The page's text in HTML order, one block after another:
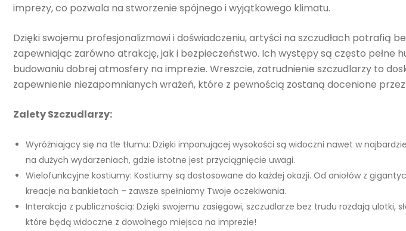
imprezy, co pozwala na stworzenie spójnego i wyjątkowego klimatu.
Dzięki swojemu profesjonalizmowi i doświadczeniu, artyści na szczudłach potrafią
zapewniając zarówno atrakcję, jak i bezpieczeństwo. Ich występy są często pełne
budowaniu dobrej atmosfery na imprezie. Wreszcie, zatrudnienie szczudlarzy to
zapewnienie niezapomnianych wrażeń, które z pewnością zostaną docenione
Zalety Szczudlarzy:
Wyróżniający się na tle tłumu: Dzięki imponującej wysokości są widoczni nawet w
na dużych wydarzeniach, gdzie istotne jest przyciągnięcie uwagi.
Wielofunkcyjne kostiumy: Kostiumy są dostosowane do każdej okazji. Od aniołów z
kreacje na bankietach – zawsze spełniamy Twoje oczekiwania.
Interakcja z publicznością: Dzięki swojemu zasięgowi, szczudlarze bez trudu rozdają
które będą widoczne z dowolnego miejsca na imprezie!